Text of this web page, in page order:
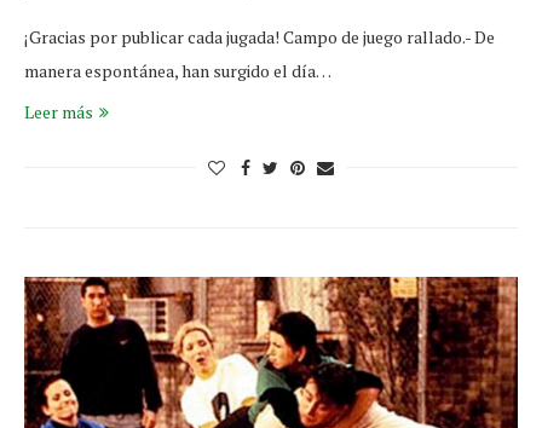
¡Gracias por publicar cada jugada! Campo de juego rallado.- De
manera espontánea, han surgido el día…
Leer más